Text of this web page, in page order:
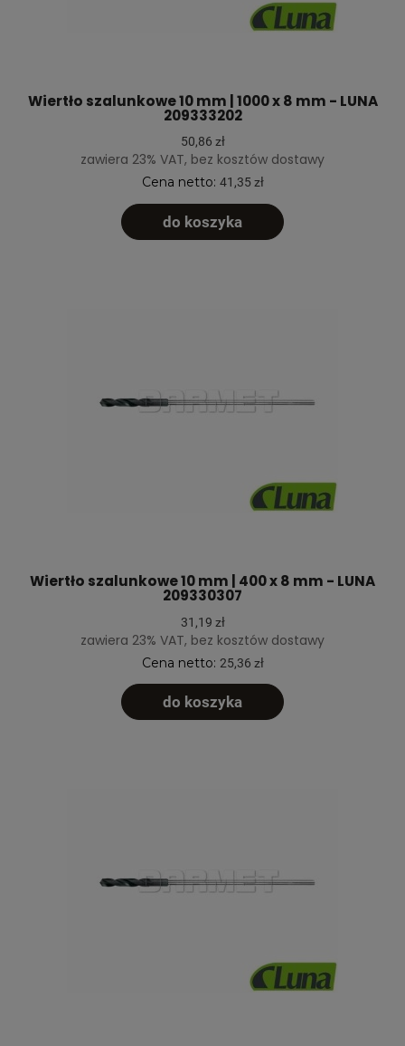
Wiertło szalunkowe 10 mm | 1000 x 8 mm - LUNA
209333202
50,86 zł
zawiera 23% VAT, bez kosztów dostawy
Cena netto: 41,35 zł
do koszyka
Wiertło szalunkowe 10 mm | 400 x 8 mm - LUNA
209330307
31,19 zł
zawiera 23% VAT, bez kosztów dostawy
Cena netto: 25,36 zł
do koszyka